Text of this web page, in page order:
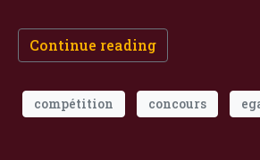
Continue reading
compétition concours